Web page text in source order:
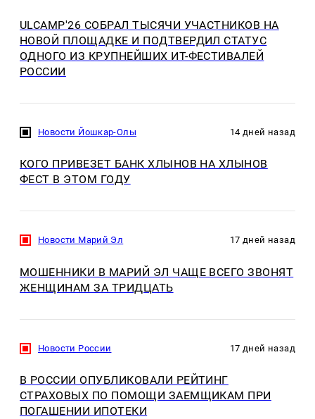
ULCAMP'26 СОБРАЛ ТЫСЯЧИ УЧАСТНИКОВ НА
НОВОЙ ПЛОЩАДКЕ И ПОДТВЕРДИЛ СТАТУС
ОДНОГО ИЗ КРУПНЕЙШИХ ИТ-ФЕСТИВАЛЕЙ
РОССИИ
Новости Йошкар-Олы 14 дней назад
КОГО ПРИВЕЗЕТ БАНК ХЛЫНОВ НА ХЛЫНОВ
ФЕСТ В ЭТОМ ГОДУ
Новости Марий Эл 17 дней назад
МОШЕННИКИ В МАРИЙ ЭЛ ЧАЩЕ ВСЕГО ЗВОНЯТ
ЖЕНЩИНАМ ЗА ТРИДЦАТЬ
Новости России 17 дней назад
В РОССИИ ОПУБЛИКОВАЛИ РЕЙТИНГ
СТРАХОВЫХ ПО ПОМОЩИ ЗАЕМЩИКАМ ПРИ
ПОГАШЕНИИ ИПОТЕКИ